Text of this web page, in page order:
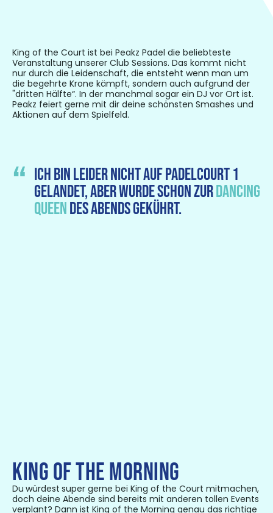
King of the Court ist bei Peakz Padel die beliebteste
Veranstaltung unserer Club Sessions. Das kommt nicht
nur durch die Leidenschaft, die entsteht wenn man um
die begehrte Krone kämpft, sondern auch aufgrund der
"dritten Hälfte“. In der manchmal sogar ein DJ vor Ort ist.
Peakz feiert gerne mit dir deine schönsten Smashes und
Aktionen auf dem Spielfeld.
Ich bin leider nicht auf padelcourt 1
gelandet, aber wurde schon zurdancing
queendes abends gekührt.
KING OF THE MORNING
Du würdest super gerne bei King of the Court mitmachen,
doch deine Abende sind bereits mit anderen tollen Events
verplant? Dann ist King of the Morning genau das richtige